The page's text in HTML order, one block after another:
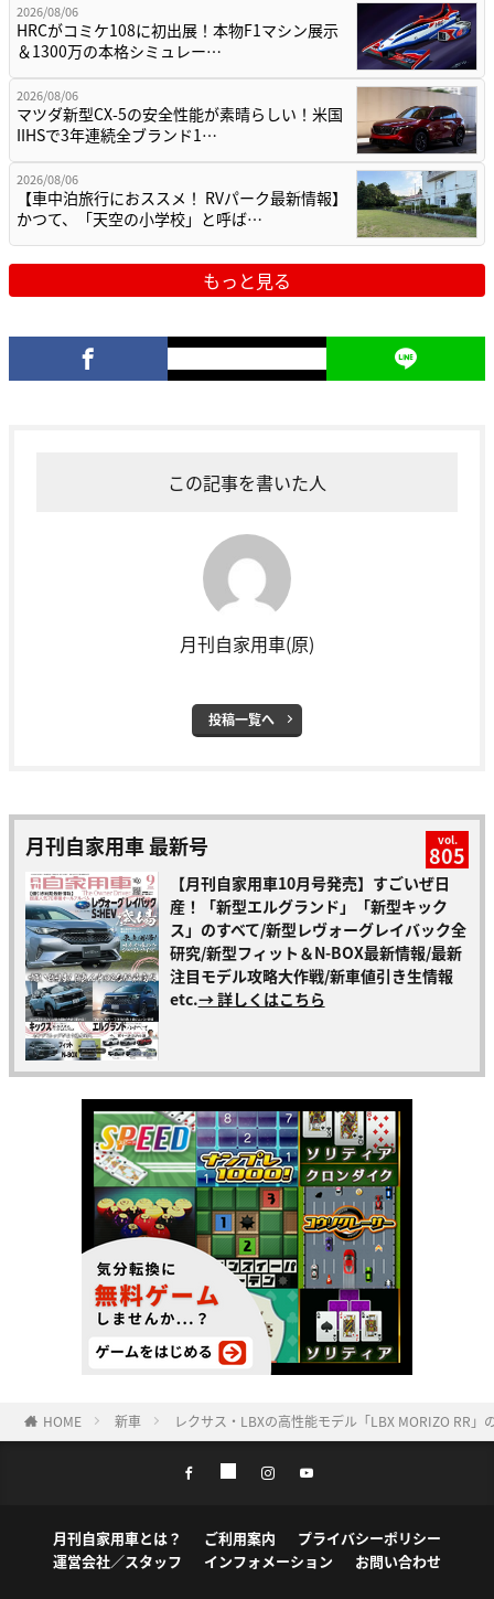
2026/08/06
HRCがコミケ108に初出展！本物F1マシン展示
＆1300万の本格シミュレー…
2026/08/06
マツダ新型CX-5の安全性能が素晴らしい！米国
IIHSで3年連続全ブランド1…
2026/08/06
【車中泊旅行におススメ！ RVパーク最新情報】
かつて、「天空の小学校」と呼ば…
もっと見る
この記事を書いた人
月刊自家用車(原)
投稿一覧へ
月刊自家用車 最新号 vol.
805
【月刊自家用車10月号発売】すごいぜ日
産！「新型エルグランド」「新型キック
ス」のすべて/新型レヴォーグレイバック全
研究/新型フィット＆N-BOX最新情報/最新
注目モデル攻略大作戦/新車値引き生情報
etc.→ 詳しくはこちら
HOME 新車 レクサス・LBXの高性能モデル「LBX MORIZO RR
月刊自家用車とは？ ご利用案内
プライバシーポリシー
運営会社／スタッフ
インフォメーション お問い合わせ